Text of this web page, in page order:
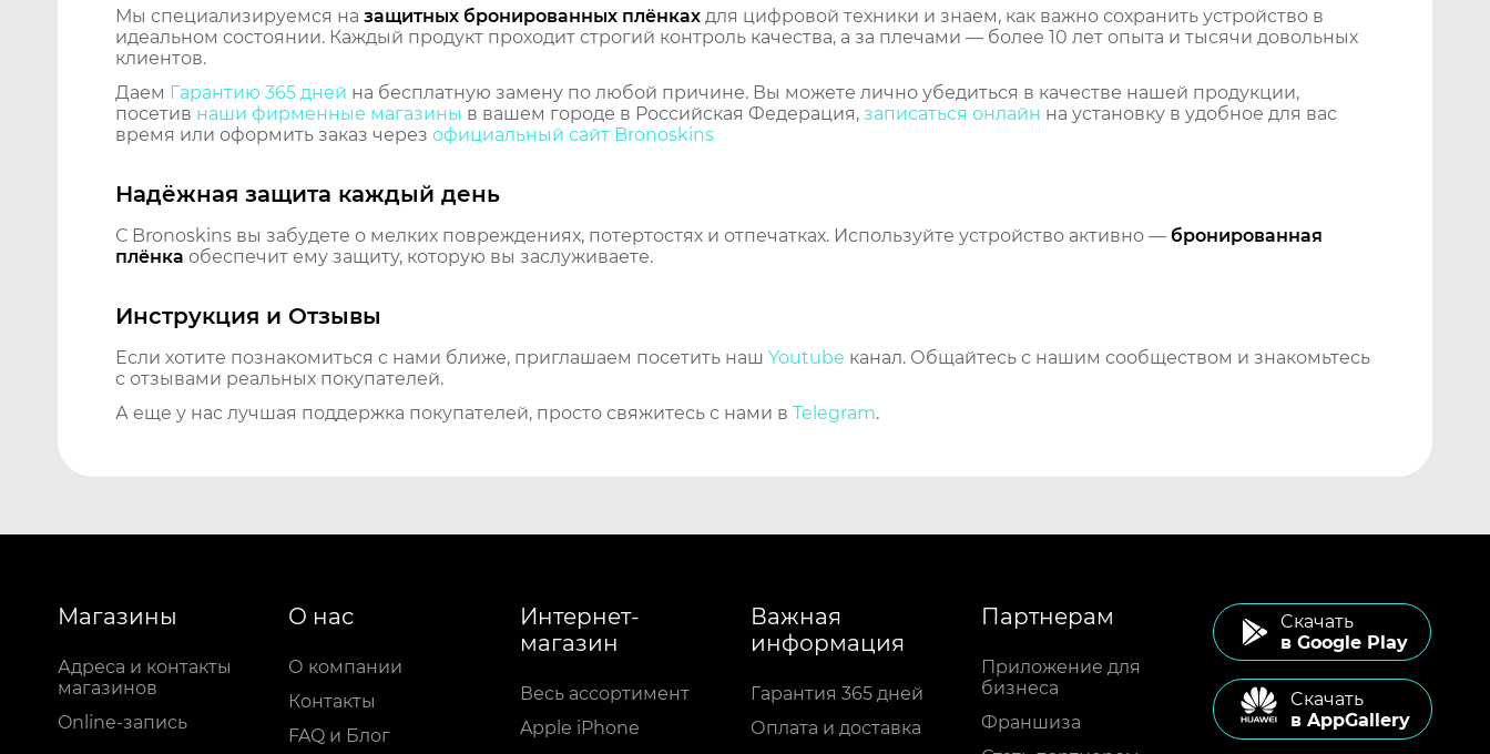
Мы специализируемся на защитных бронированных плёнках для цифровой техники и знаем, как важно сохранить устройство в
идеальном состоянии. Каждый продукт проходит строгий контроль качества, а за плечами — более 10 лет опыта и тысячи довольных
клиентов.
Даем Гарантию 365 дней на бесплатную замену по любой причине. Вы можете лично убедиться в качестве нашей продукции,
посетив наши фирменные магазины в вашем городе в Российская Федерация, записаться онлайн на установку в удобное для вас
время или оформить заказ через официальный сайт Bronoskins
Надёжная защита каждый день
С Bronoskins вы забудете о мелких повреждениях, потертостях и отпечатках. Используйте устройство активно — бронированная
плёнка обеспечит ему защиту, которую вы заслуживаете.
Инструкция и Отзывы
Если хотите познакомиться с нами ближе, приглашаем посетить наш Youtube канал. Общайтесь с нашим сообществом и знакомьтесь
с отзывами реальных покупателей.
А еще у нас лучшая поддержка покупателей, просто свяжитесь с нами в Telegram.
Магазины
Адреса и контакты
магазинов
Online-запись
О нас
О компании
Контакты
FAQ и Блог
Интернет-
магазин
Весь ассортимент
Apple iPhone
Важная
информация
Гарантия 365 дней
Оплата и доставка
Партнерам
Приложение для
бизнеса
Франшиза
Cкачать
в Google Play
Cкачать
в AppGallery